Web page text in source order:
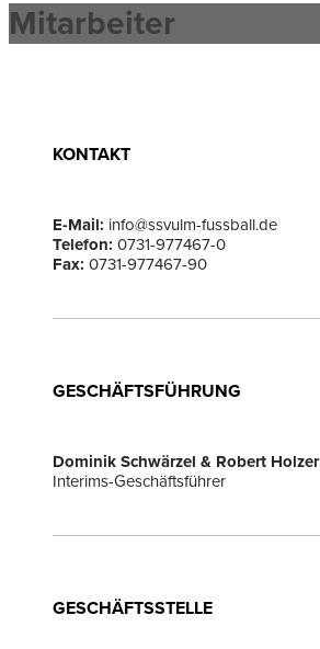
Mitarbeiter
KONTAKT
E-Mail: info@ssvulm-fussball.de
Telefon: 0731-977467-0
Fax: 0731-977467-90
GESCHÄFTSFÜHRUNG
Dominik Schwärzel & Robert Holzer
Interims-Geschäftsführer
GESCHÄFTSSTELLE